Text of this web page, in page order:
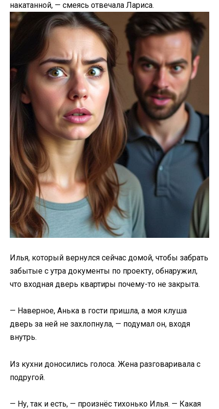
накатанной, — смеясь отвечала Лариса.
Илья, который вернулся сейчас домой, чтобы забрать
забытые с утра документы по проекту, обнаружил,
что входная дверь квартиры почему-то не закрыта.
— Наверное, Анька в гости пришла, а моя клуша
дверь за ней не захлопнула, — подумал он, входя
внутрь.
Из кухни доносились голоса. Жена разговаривала с
подругой.
— Ну, так и есть, — произнёс тихонько Илья. — Какая